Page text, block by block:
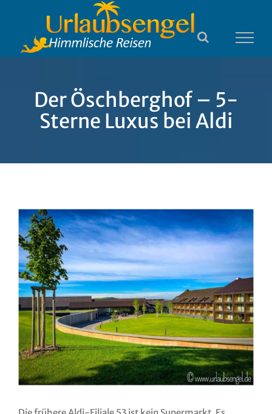
springen
Der Öschberghof – 5-
Sterne Luxus bei Aldi